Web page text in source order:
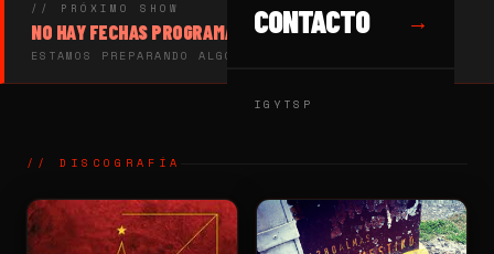
CONTACTO →
IG YT SP
// PRÓXIMO SHOW
NO HAY FECHAS PROGRAMADAS
ESTAMOS PREPARANDO ALGO. VUELVE PRONTO.
// DISCOGRAFÍA